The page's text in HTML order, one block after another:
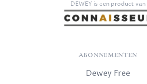
DEWEY is een product van
ABONNEMENTEN
Dewey Free